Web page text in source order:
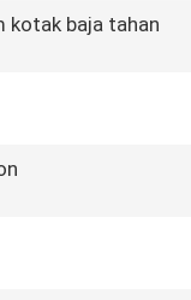
kotak baja tahan